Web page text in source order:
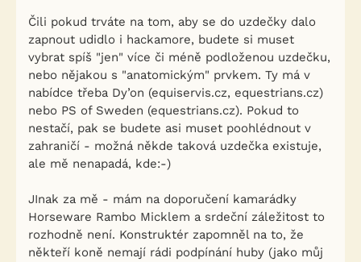
Čili pokud trváte na tom, aby se do uzdečky dalo
zapnout udidlo i hackamore, budete si muset
vybrat spíš "jen" více či méně podloženou uzdečku,
nebo nějakou s "anatomickým" prvkem. Ty má v
nabídce třeba Dy’on (equiservis.cz, equestrians.cz)
nebo PS of Sweden (equestrians.cz). Pokud to
nestačí, pak se budete asi muset poohlédnout v
zahraničí - možná někde taková uzdečka existuje,
ale mě nenapadá, kde:-)
JInak za mě - mám na doporučení kamarádky
Horseware Rambo Micklem a srdeční záležitost to
rozhodně není. Konstruktér zapomněl na to, že
někteří koně nemají rádi podpínání huby (jako můj